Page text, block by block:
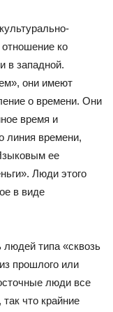
ко
в западной.
они имеют
о времени. Они
время и
линия времени,
ее
Люди этого
в виде
типа «сквозь
прошлого или
люди все
что крайние